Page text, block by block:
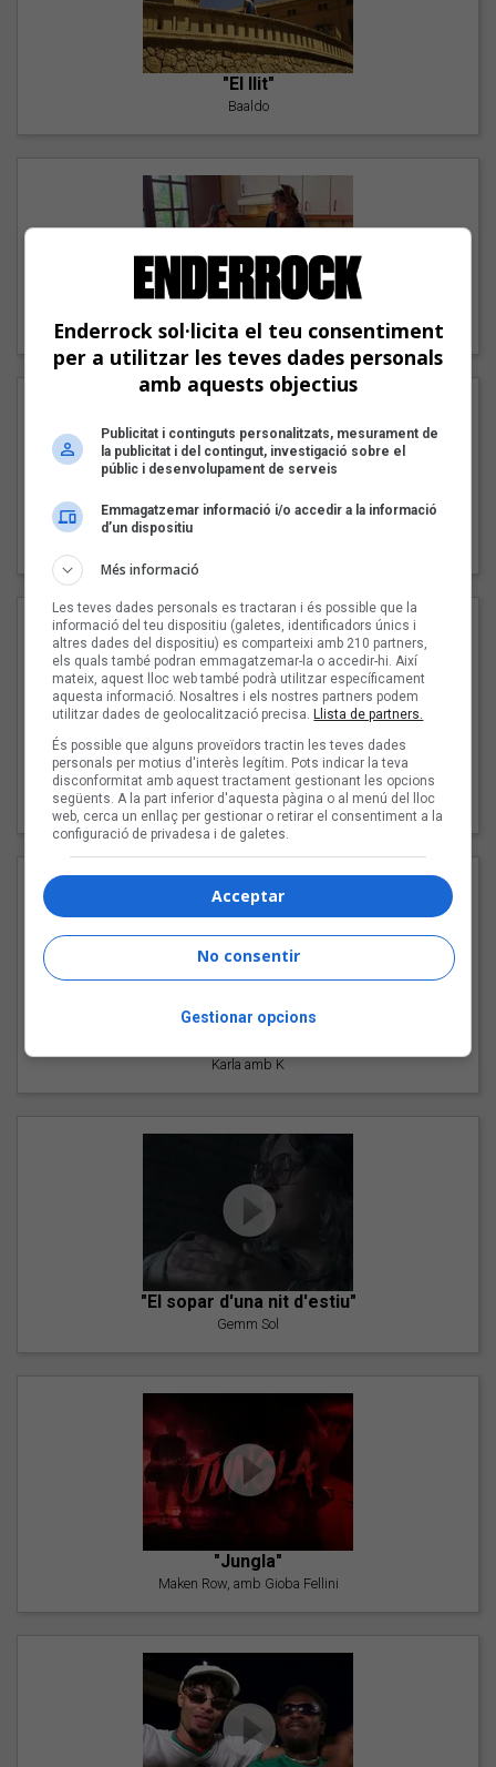
"El llit"
Baaldo
"Lo bueno y lo malo"
Carmen y María
"Posidònia"
"Les cabres"
94 Rules amb Compte
Karla amb K
"El sopar d'una nit d'estiu"
Gemm Sol
"Jungla"
Maken Row, amb Gioba Fellini
Enderrock sol·licita el teu consentiment
per a utilitzar les teves dades personals
amb aquests objectius
Publicitat i continguts personalitzats, mesurament de
la publicitat i del contingut, investigació sobre el
públic i desenvolupament de serveis
Emmagatzemar informació i/o accedir a la informació
d’un dispositiu
Més informació
Les teves dades personals es tractaran i és possible que la
informació del teu dispositiu (galetes, identificadors únics i
altres dades del dispositiu) es comparteixi amb 210 partners,
els quals també podran emmagatzemar-la o accedir-hi. Així
mateix, aquest lloc web també podrà utilitzar específicament
aquesta informació. Nosaltres i els nostres partners podem
utilitzar dades de geolocalització precisa. Llista de partners.
És possible que alguns proveïdors tractin les teves dades
personals per motius d'interès legítim. Pots indicar la teva
disconformitat amb aquest tractament gestionant les opcions
següents. A la part inferior d'aquesta pàgina o al menú del lloc
web, cerca un enllaç per gestionar o retirar el consentiment a la
configuració de privadesa i de galetes.
Acceptar
No consentir
Gestionar opcions